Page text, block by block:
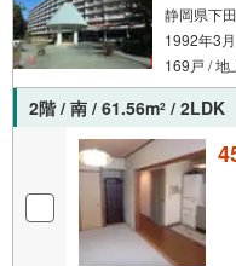
静岡県下
1992年3
169戸 / 地
2階 / 南 / 61.56m2 / 2LDK